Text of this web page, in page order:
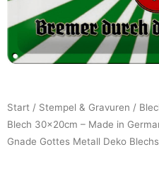
Start / Stempel & Gravuren /
Blech 30x20cm – Made in
Gnade Gottes Metall Deko